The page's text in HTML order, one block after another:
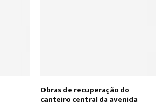
Obras de recuperação do
canteiro central da avenida